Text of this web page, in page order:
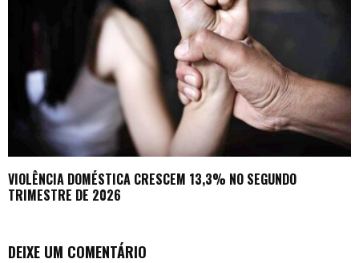
VIOLÊNCIA DOMÉSTICA CRESCEM 13,3% NO SEGUNDO
TRIMESTRE DE 2026
DEIXE UM COMENTÁRIO